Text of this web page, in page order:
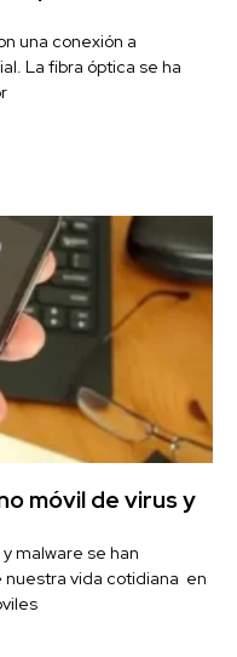
una conexión a
La fibra óptica se ha
móvil de virus y
malware se han
vida cotidiana en